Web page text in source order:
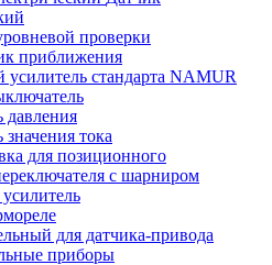
проверки
приближения
стандарта NAMUR
давления
значения тока
для позиционного
с шарниром
для датчика-привода
приборы